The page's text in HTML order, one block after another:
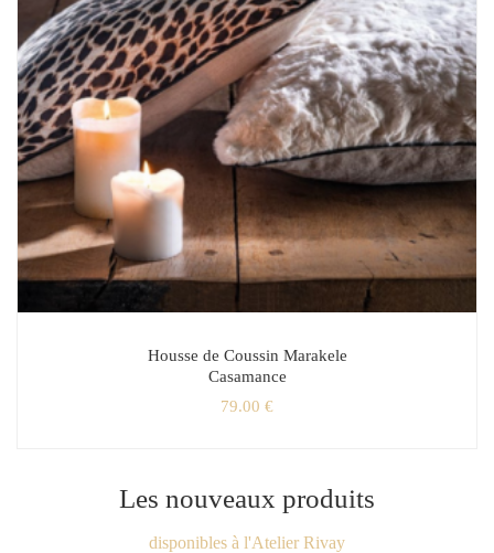
Housse de Coussin Marakele
Casamance
79.00 €
Les nouveaux produits
disponibles à l'Atelier Rivay